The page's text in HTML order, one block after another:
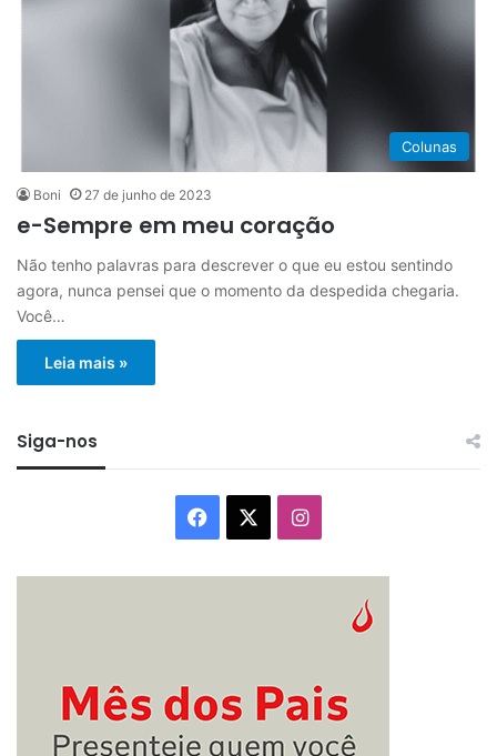
Colunas
Boni 27 de junho de 2023
e-Sempre em meu coração
Não tenho palavras para descrever o que eu estou sentindo
agora, nunca pensei que o momento da despedida chegaria.
Você…
Leia mais »
Siga-nos
Facebook Instagram